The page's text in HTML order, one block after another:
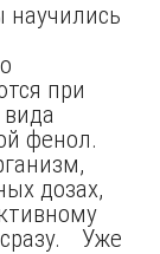
при
фенол.
дозах,
Уже